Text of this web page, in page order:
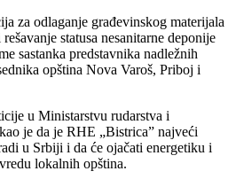
za odlaganje građevinskog materijala
statusa nesanitarne deponije
sastanka predstavnika nadležnih
opština Nova Varoš, Priboj i
u Ministarstvu rudarstva i
je da je RHE „Bistrica” najveći
u Srbiji i da će ojačati energetiku i
lokalnih opština.